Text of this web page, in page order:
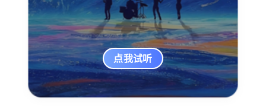
点我试听